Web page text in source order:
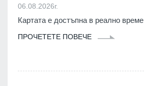
06.08.2026г.
Картата е достъпна в реално време
ПРОЧЕТЕТЕ ПОВЕЧЕ